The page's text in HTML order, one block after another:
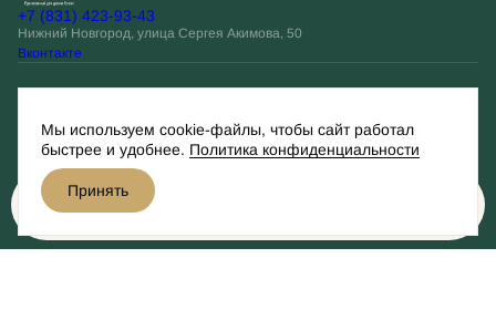
+7 (831) 423-93-43
Нижний Новгород, улица Сергея Акимова, 50
Вконтакте
Разработано
© Кипарис, 2026
Оставить заявку
Мы используем cookie-файлы, чтобы сайт работал
быстрее и удобнее. Политика конфиденциальности
Принять